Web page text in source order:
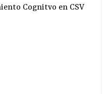
Cognitvo en CSV